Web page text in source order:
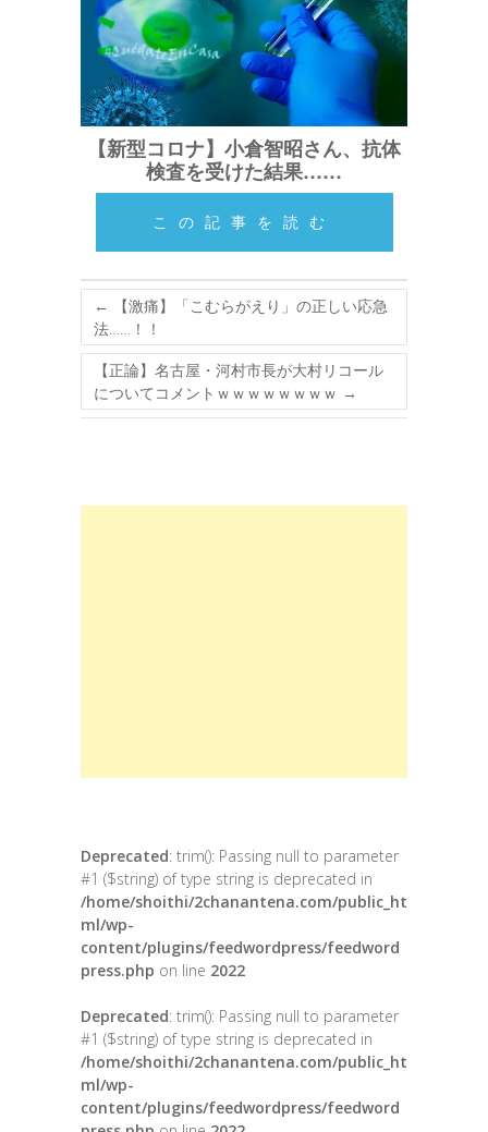
【新型コロナ】小倉智昭さん、抗体
検査を受けた結果……
この記事を読む
←
【激痛】「こむらがえり」の正しい応急
法……！！
【正論】名古屋・河村市長が大村リコール
についてコメントｗｗｗｗｗｗｗｗ →
Deprecated: trim(): Passing null to parameter
#1 ($string) of type string is deprecated in
/home/shoithi/2chanantena.com/public_ht
ml/wp-
content/plugins/feedwordpress/feedword
press.php on line 2022
Deprecated: trim(): Passing null to parameter
#1 ($string) of type string is deprecated in
/home/shoithi/2chanantena.com/public_ht
ml/wp-
content/plugins/feedwordpress/feedword